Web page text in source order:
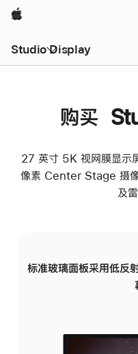
Apple
Studio Display
购买
27 英寸 5K 视网膜显示
像素 Center Stage 摄像
及
标准玻璃面板采用低反